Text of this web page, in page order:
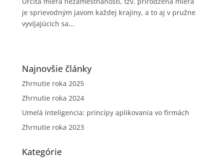
je sprievodným javom každej krajiny, a to aj v pružne
vyvíjajúcich sa...
Najnovšie články
Zhrnutie roka 2025
Zhrnutie roka 2024
Umelá inteligencia: princípy aplikovania vo firmách
Zhrnutie roka 2023
Kategórie